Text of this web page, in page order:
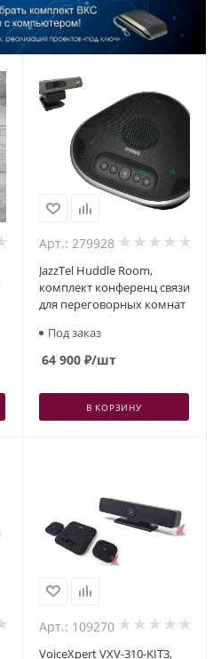
Арт.: 279928
JazzTel Huddle Room,
комплект конференц связи
для переговорных комнат
Под заказ
64 900₽/шт
В КОРЗИНУ
Арт.: 109270
VoiceXpert VXV-310-KIT3,